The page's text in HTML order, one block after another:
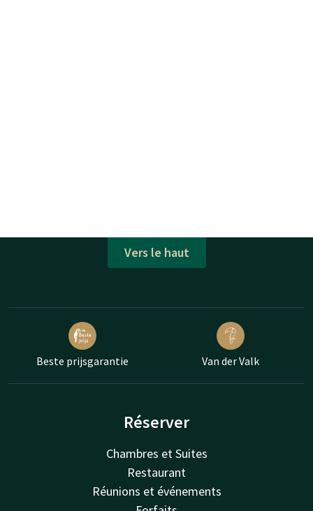
Vers le haut
Beste prijsgarantie Van der Valk
Réserver
Chambres et Suites
Restaurant
Réunions et événements